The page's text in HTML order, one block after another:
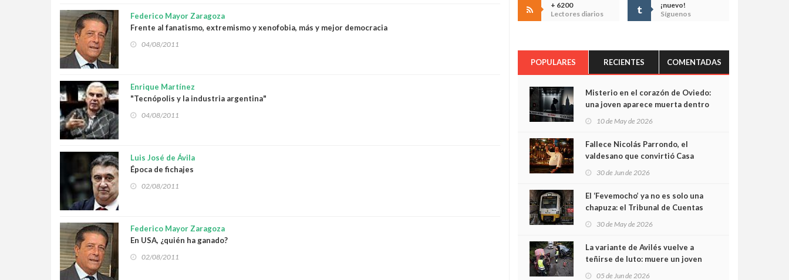
Federico Mayor Zaragoza
Frente al fanatismo, extremismo y xenofobia, más y mejor democracia
04/08/2011
Enrique Martínez
"Tecnópolis y la industria argentina"
04/08/2011
Luis José de Ávila
Época de fichajes
02/08/2011
Federico Mayor Zaragoza
En USA, ¿quién ha ganado?
02/08/2011
+ 6200
Lectores diarios
¡nuevo!
Síguenos
POPULARES RECIENTES COMENTADAS
Misterio en el corazón de Oviedo:
una joven aparece muerta dentro
cámaras captan sus últimos
minutos
10 de May de 2026
Fallece Nicolás Parrondo, el
valdesano que convirtió Casa
30 de Jun de 2026
El ‘Fevemocho’ ya no es solo una
chapuza: el Tribunal de Cuentas
sobrecoste de los trenes que no
cabían por los túneles
30 de May de 2026
La variante de Avilés vuelve a
teñirse de luto: muere un joven
05 de Jun de 2026